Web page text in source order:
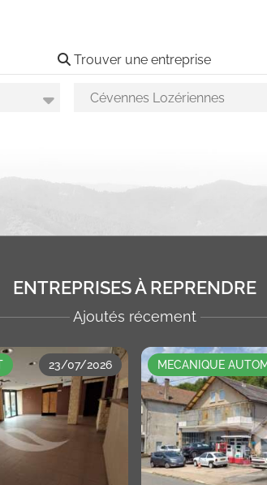
Trouver une entreprise
Choix des secteurs
ENTREPRISES À REPRENDRE
Ajoutés récement
23/07/2026 MECANIQUE